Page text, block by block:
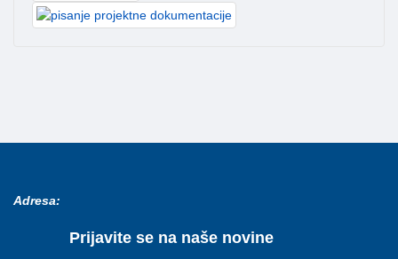
Adresa:
Prijavite se na naše novine